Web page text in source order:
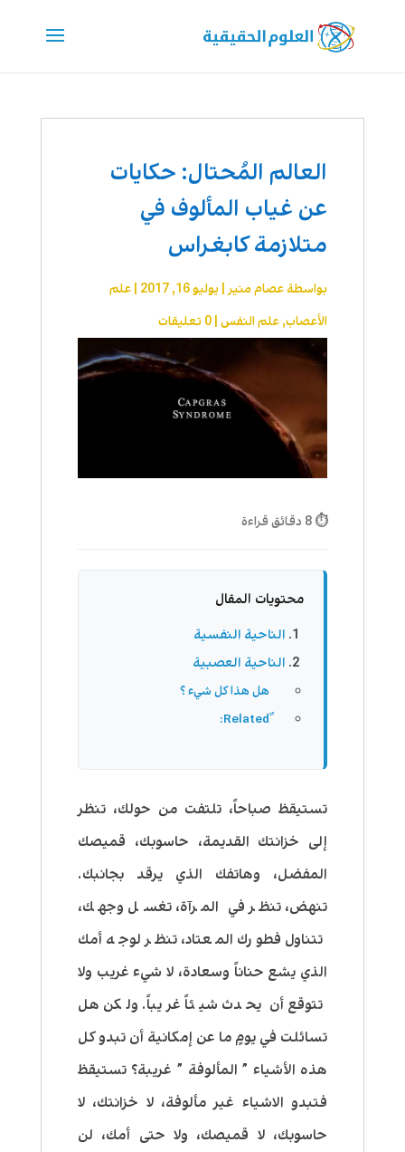
العالم المُحتال: حكايات
عن غياب المألوف في
متلازمة كابغراس
بواسطةعصام منير| يوليو 16, 2017
علم
الأعصاب, علم النفس| 0 تعليقات
⏱ 8 دقائق قراءة
محتويات المقال
الناحية النفسية
الناحية العصبية
هل هذا كل شيء ؟
ٌRelated:
تستيقظ صباحاً، تلتفت من حولك، تنظر
إلى خزانتك القديمة، حاسوبك، قميصك
المفضل، وهاتفك الذي يرقد بجانبك.
تنهض، تنظر في المرآة، تغسل وجهك،
تتناول فطورك المعتاد، تنظر لوجه أمك
الذي يشع حناناً وسعادة، لا شيء غريب ولا
تتوقع أن يحدث شيئاً غريباً. ولكن هل
تسائلت في يومٍ ما عن إمكانية أن تبدو كل
هذه الأشياء ” المألوفة ” غريبة؟ تستيقظ
فتبدو الاشياء غير مألوفة، لا خزانتك، لا
حاسوبك، لا قميصك، ولا حتى أمك، لن